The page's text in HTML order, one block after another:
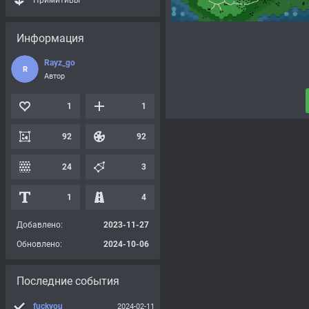
Информация
R
Rayz_go
Автор
1 1
92 92
24 3
1 4
Добавлено:
2023-11-27
Обновлено:
2024-10-06
Последние события
fuckyou 2024-02-11